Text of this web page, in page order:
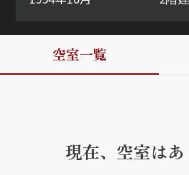
らくらく内見
空室一覧
現在、空室は